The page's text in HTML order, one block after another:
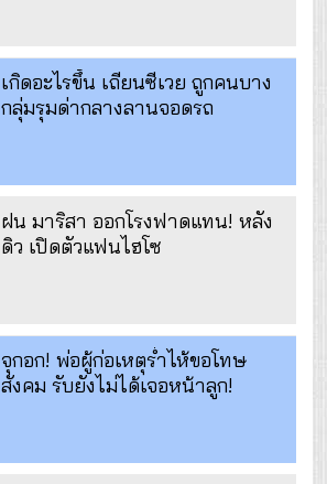
เกิดอะไรขึ้น เถียนซีเวย ถูกคนบาง
กลุ่มรุมด่ากลางลานจอดรถ
ฝน มาริสา ออกโรงฟาดแทน! หลัง
ดิว เปิดตัวแฟนไฮโซ
จุกอก! พ่อผู้ก่อเหตุร่ำไห้ขอโทษ
สังคม รับยังไม่ได้เจอหน้าลูก!